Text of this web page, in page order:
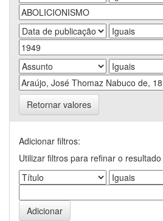
Retornar valores
Adicionar filtros:
Utilizar filtros para refinar o